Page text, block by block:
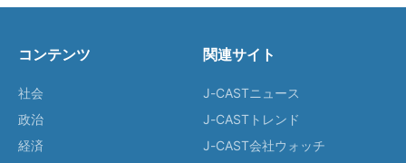
コンテンツ
社会
政治
経済
関連サイト
J-CASTニュース
J-CASTトレンド
J-CAST会社ウォッチ